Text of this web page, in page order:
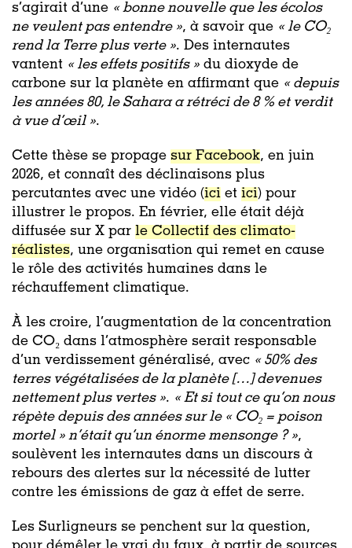
s’agirait d’une « bonne nouvelle que les écolos
ne veulent pas entendre », à savoir que « le CO₂
rend la Terre plus verte ». Des internautes
vantent « les effets positifs » du dioxyde de
carbone sur la planète en affirmant que « depuis
les années 80, le Sahara a rétréci de 8 % et verdit
à vue d’œil ».
Cette thèse se propage sur Facebook, en juin
2026, et connaît des déclinaisons plus
percutantes avec une vidéo (ici et ici) pour
illustrer le propos. En février, elle était déjà
diffusée sur X par le Collectif des climato-
réalistes, une organisation qui remet en cause
le rôle des activités humaines dans le
réchauffement climatique.
À les croire, l’augmentation de la concentration
de CO₂ dans l’atmosphère serait responsable
d’un verdissement généralisé, avec « 50% des
terres végétalisées de la planète […] devenues
nettement plus vertes ». « Et si tout ce qu’on nous
répète depuis des années sur le « CO₂ = poison
mortel » n’était qu’un énorme mensonge ? »,
soulèvent les internautes dans un discours à
rebours des alertes sur la nécessité de lutter
contre les émissions de gaz à effet de serre.
Les Surligneurs se penchent sur la question,